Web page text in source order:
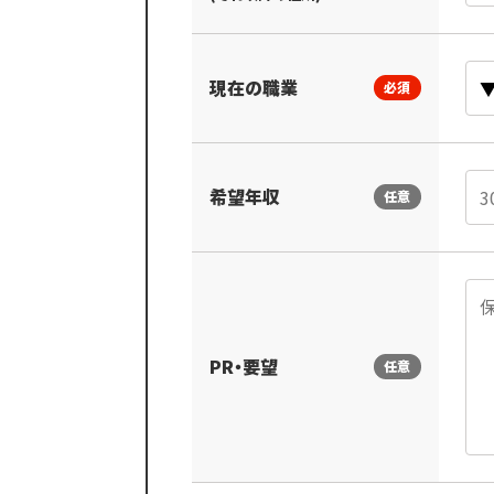
現在の職業 必須
希望年収 任意
PR・要望 任意